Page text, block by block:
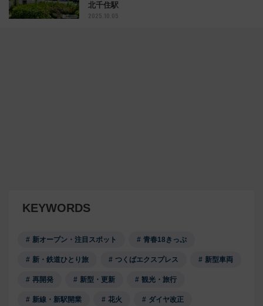
北千住駅
2025.10.05
KEYWORDS
新オープン・注目スポット 青春18きっぷ
新・鉄道ひとり旅 つくばエクスプレス 新型車両
再開発 新型・更新 観光・旅行
新線・新駅開業 花火 ダイヤ改正